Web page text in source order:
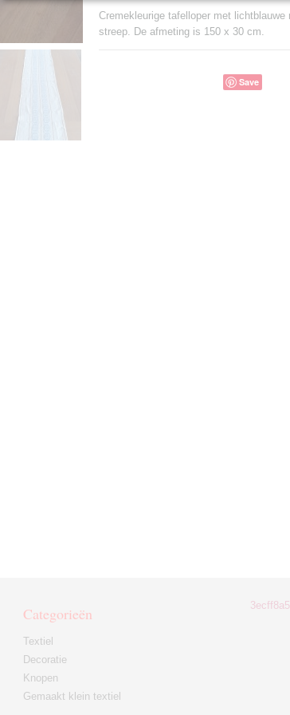
Cremekleurige tafelloper met
streep. De afmeting is 150 x 30 cm.
Save
Categorieën
Textiel
Decoratie
Knopen
Gemaakt klein textiel